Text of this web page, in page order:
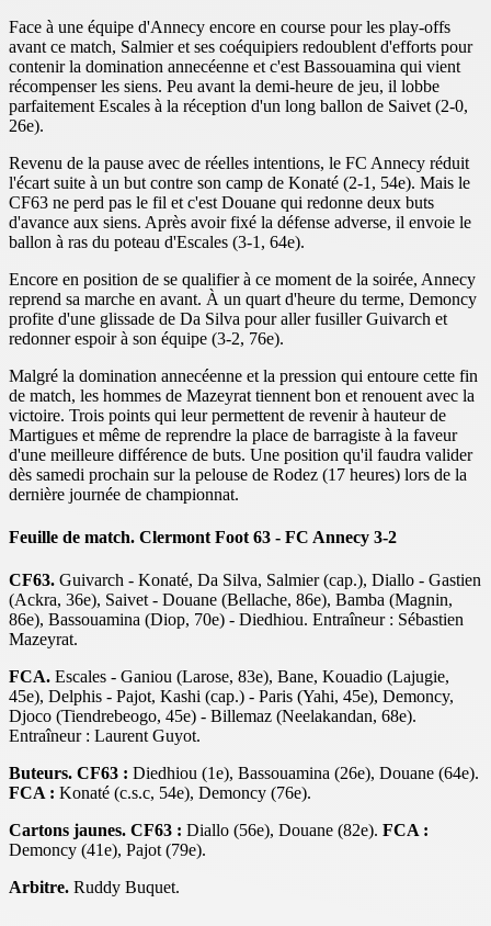
Face à une équipe d'Annecy encore en course pour les play-offs
avant ce match, Salmier et ses coéquipiers redoublent d'efforts pour
contenir la domination annecéenne et c'est Bassouamina qui vient
récompenser les siens. Peu avant la demi-heure de jeu, il lobbe
parfaitement Escales à la réception d'un long ballon de Saivet (2-0,
26e).
Revenu de la pause avec de réelles intentions, le FC Annecy réduit
l'écart suite à un but contre son camp de Konaté (2-1, 54e). Mais le
CF63 ne perd pas le fil et c'est Douane qui redonne deux buts
d'avance aux siens. Après avoir fixé la défense adverse, il envoie le
ballon à ras du poteau d'Escales (3-1, 64e).
Encore en position de se qualifier à ce moment de la soirée, Annecy
reprend sa marche en avant. À un quart d'heure du terme, Demoncy
profite d'une glissade de Da Silva pour aller fusiller Guivarch et
redonner espoir à son équipe (3-2, 76e).
Malgré la domination annecéenne et la pression qui entoure cette fin
de match, les hommes de Mazeyrat tiennent bon et renouent avec la
victoire. Trois points qui leur permettent de revenir à hauteur de
Martigues et même de reprendre la place de barragiste à la faveur
d'une meilleure différence de buts. Une position qu'il faudra valider
dès samedi prochain sur la pelouse de Rodez (17 heures) lors de la
dernière journée de championnat.
Feuille de match. Clermont Foot 63 - FC Annecy 3-2
CF63. Guivarch - Konaté, Da Silva, Salmier (cap.), Diallo - Gastien
(Ackra, 36e), Saivet - Douane (Bellache, 86e), Bamba (Magnin,
86e), Bassouamina (Diop, 70e) - Diedhiou. Entraîneur : Sébastien
Mazeyrat.
FCA. Escales - Ganiou (Larose, 83e), Bane, Kouadio (Lajugie,
45e), Delphis - Pajot, Kashi (cap.) - Paris (Yahi, 45e), Demoncy,
Djoco (Tiendrebeogo, 45e) - Billemaz (Neelakandan, 68e).
Entraîneur : Laurent Guyot.
Buteurs. CF63 : Diedhiou (1e), Bassouamina (26e), Douane (64e).
FCA : Konaté (c.s.c, 54e), Demoncy (76e).
Cartons jaunes. CF63 : Diallo (56e), Douane (82e). FCA :
Demoncy (41e), Pajot (79e).
Arbitre. Ruddy Buquet.